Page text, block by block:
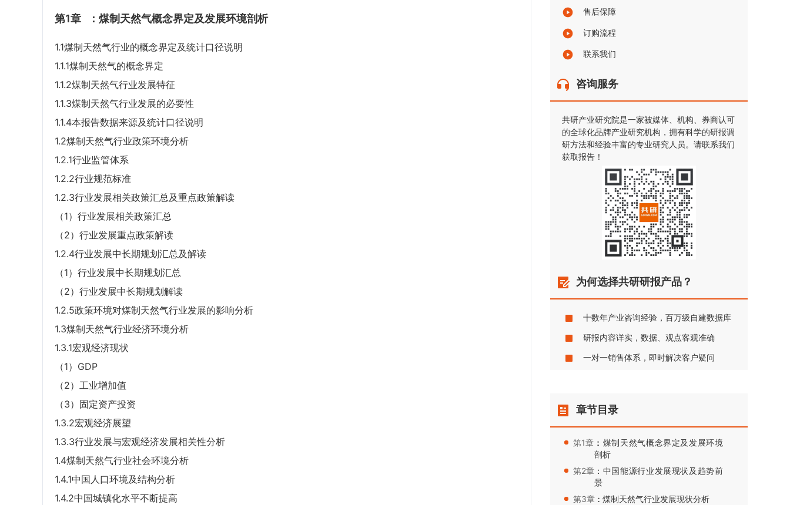
第1章 ：煤制天然气概念界定及发展环境剖析
1.1煤制天然气行业的概念界定及统计口径说明
1.1.1煤制天然气的概念界定
1.1.2煤制天然气行业发展特征
1.1.3煤制天然气行业发展的必要性
1.1.4本报告数据来源及统计口径说明
1.2煤制天然气行业政策环境分析
1.2.1行业监管体系
1.2.2行业规范标准
1.2.3行业发展相关政策汇总及重点政策解读
（1）行业发展相关政策汇总
（2）行业发展重点政策解读
1.2.4行业发展中长期规划汇总及解读
（1）行业发展中长期规划汇总
（2）行业发展中长期规划解读
1.2.5政策环境对煤制天然气行业发展的影响分析
1.3煤制天然气行业经济环境分析
1.3.1宏观经济现状
（1）GDP
（2）工业增加值
（3）固定资产投资
1.3.2宏观经济展望
1.3.3行业发展与宏观经济发展相关性分析
1.4煤制天然气行业社会环境分析
1.4.1中国人口环境及结构分析
1.4.2中国城镇化水平不断提高
售后保障
订购流程
联系我们
咨询服务
共研产业研究院是一家被媒体、机构、券商认可
的全球化品牌产业研究机构，拥有科学的研报调
研方法和经验丰富的专业研究人员。请联系我们
获取报告！
为何选择共研研报产品？
十数年产业咨询经验，百万级自建数据库
研报内容详实，数据、观点客观准确
一对一销售体系，即时解决客户疑问
章节目录
第1章：：煤制天然气概念界定及发展环境
剖析
第2章：：中国能源行业发展现状及趋势前
景
第3章：：煤制天然气行业发展现状分析